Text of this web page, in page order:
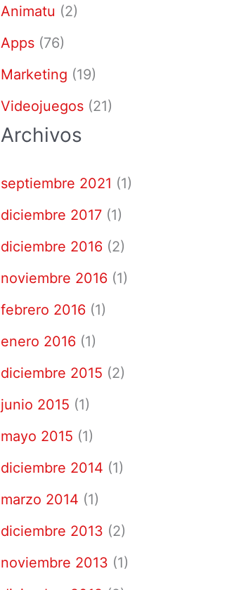
Animatu (2)
Apps (76)
Marketing (19)
Videojuegos (21)
Archivos
septiembre 2021 (1)
diciembre 2017 (1)
diciembre 2016 (2)
noviembre 2016 (1)
febrero 2016 (1)
enero 2016 (1)
diciembre 2015 (2)
junio 2015 (1)
mayo 2015 (1)
diciembre 2014 (1)
marzo 2014 (1)
diciembre 2013 (2)
noviembre 2013 (1)